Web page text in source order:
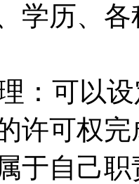
学历、
：可以
许可权
于自己